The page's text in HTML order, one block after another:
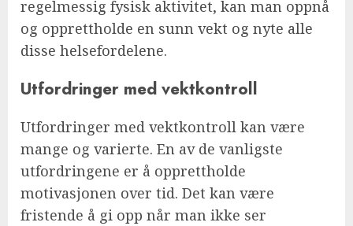
regelmessig fysisk aktivitet, kan man oppnå
og opprettholde en sunn vekt og nyte alle
disse helsefordelene.
Utfordringer med vektkontroll
Utfordringer med vektkontroll kan være
mange og varierte. En av de vanligste
utfordringene er å opprettholde
motivasjonen over tid. Det kan være
fristende å gi opp når man ikke ser